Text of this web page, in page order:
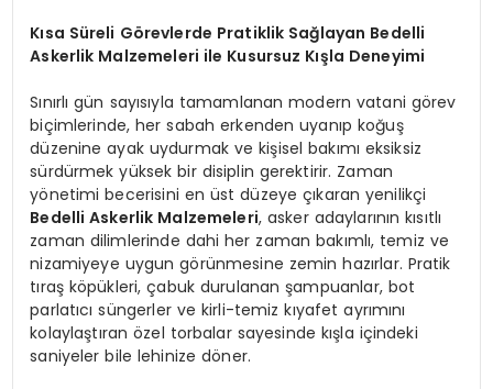
Kısa Süreli Görevlerde Pratiklik Sağlayan Bedelli
Askerlik Malzemeleri ile Kusursuz Kışla Deneyimi
Sınırlı gün sayısıyla tamamlanan modern vatani görev
biçimlerinde, her sabah erkenden uyanıp koğuş
düzenine ayak uydurmak ve kişisel bakımı eksiksiz
sürdürmek yüksek bir disiplin gerektirir. Zaman
yönetimi becerisini en üst düzeye çıkaran yenilikçi
Bedelli Askerlik Malzemeleri, asker adaylarının kısıtlı
zaman dilimlerinde dahi her zaman bakımlı, temiz ve
nizamiyeye uygun görünmesine zemin hazırlar. Pratik
tıraş köpükleri, çabuk durulanan şampuanlar, bot
parlatıcı süngerler ve kirli-temiz kıyafet ayrımını
kolaylaştıran özel torbalar sayesinde kışla içindeki
saniyeler bile lehinize döner.